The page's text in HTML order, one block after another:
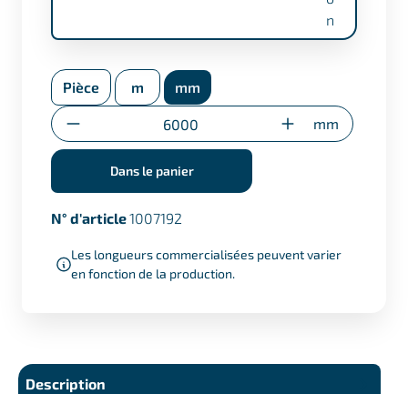
Certificat de réestampillage
Pièce m
mm
Quantité
mm
Dans le panier
N° d'article1007192
Les longueurs commercialisées peuvent varier
en fonction de la production.
Description